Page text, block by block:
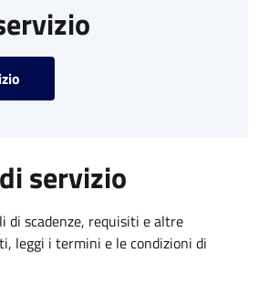
servizio
di scadenze, requisiti e altre
leggi i termini e le condizioni di